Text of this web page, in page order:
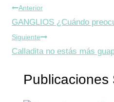
Navegación
de
entradas
Anterior
GANGLIOS ¿Cuándo
Siguiente
Calladita no estás más
Publicaciones